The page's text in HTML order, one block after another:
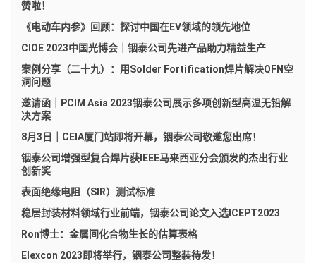
赞啦！
《电动车内参》回顾：探讨中国在EV领域的领先地位
CIOE 2023中国光博会｜铟泰公司先进产品助力精益生产
案例分享（二十九）：用Solder Fortification焊片解决QFN空
洞问题
邀请函｜PCIM Asia 2023铟泰公司展示多项创新型高温无铅解
决方案
8月3日｜CEIA厦门站即将开幕，铟泰公司敬邀您出席！
铟泰公司增强型复合焊片获IEEE马来西亚分会颁发的杰出行业
创新奖
表面绝缘电阻（SIR）测试标准
稳居封装材料领域行业前端，铟泰公司论文入选ICEPT2023
Ron博士：金属间化合物生长的估算表格
Elexcon 2023即将举行，铟泰公司整装待发！